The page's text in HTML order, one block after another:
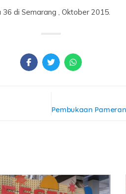
di Semarang , Oktober 2015.